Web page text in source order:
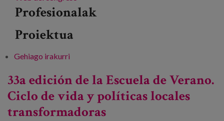
Profesionalak
Proiektua
Gehiago irakurri
33a edición de la Escuela de Verano.
Ciclo de vida y políticas locales
transformadoras